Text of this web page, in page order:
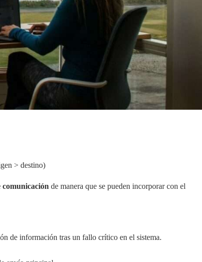
> destino)
comunicación de manera que se pueden incorporar con el
de información tras un fallo crítico en el sistema.